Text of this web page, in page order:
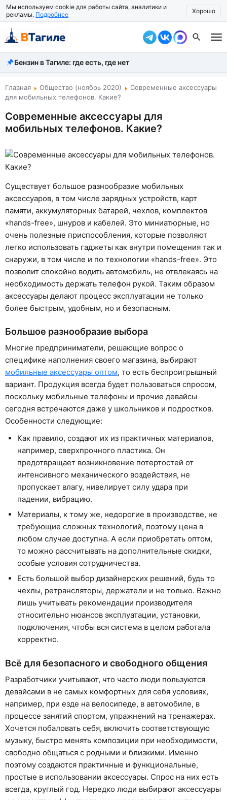
Мы используем cookie для работы сайта, аналитики и
рекламы. Подробнее Хорошо
Все новости
Происшествия
Власть
Жизнь
Экономика
Общество
Рассказать новость
Бензин в Тагиле: где есть, где нет
Главная Общество (ноябрь 2020)
Современные аксессуары
для мобильных телефонов. Какие?
Современные аксессуары для
мобильных телефонов. Какие?
Существует большое разнообразие мобильных
аксессуаров, в том числе зарядных устройств, карт
памяти, аккумуляторных батарей, чехлов, комплектов
«hands-free», шнуров и кабелей. Это миниатюрные, но
очень полезные приспособления, которые позволяют
легко использовать гаджеты как внутри помещения так и
снаружи, в том числе и по технологии «hands-free». Это
позволит спокойно водить автомобиль, не отвлекаясь на
необходимость держать телефон рукой. Таким образом
аксессуары делают процесс эксплуатации не только
более быстрым, удобным, но и безопасным.
Большое разнообразие выбора
Многие предприниматели, решающие вопрос о
специфике наполнения своего магазина, выбирают
мобильные аксессуары оптом, то есть беспроигрышный
вариант. Продукция всегда будет пользоваться спросом,
поскольку мобильные телефоны и прочие девайсы
сегодня встречаются даже у школьников и подростков.
Особенности следующие:
Как правило, создают их из практичных материалов,
например, сверхпрочного пластика. Он
предотвращает возникновение потертостей от
интенсивного механического воздействия, не
пропускает влагу, нивелирует силу удара при
падении, вибрацию.
Материалы, к тому же, недорогие в производстве, не
требующие сложных технологий, поэтому цена в
любом случае доступна. А если приобретать оптом,
то можно рассчитывать на дополнительные скидки,
особые условия сотрудничества.
Есть большой выбор дизайнерских решений, будь то
чехлы, ретрансляторы, держатели и не только. Важно
лишь учитывать рекомендации производителя
относительно нюансов эксплуатации, установки,
подключения, чтобы вся система в целом работала
корректно.
Всё для безопасного и свободного общения
Разработчики учитывают, что часто люди пользуются
девайсами в не самых комфортных для себя условиях,
например, при езде на велосипеде, в автомобиле, в
процессе занятий спортом, упражнений на тренажерах.
Хочется побаловать себя, включить соответствующую
музыку, быстро менять композиции при необходимости,
свободно общаться с родными и близкими. Именно
поэтому создаются практичные и функциональные,
простые в использовании аксессуары. Спрос на них есть
всегда, круглый год. Нередко люди выбирают аксессуары